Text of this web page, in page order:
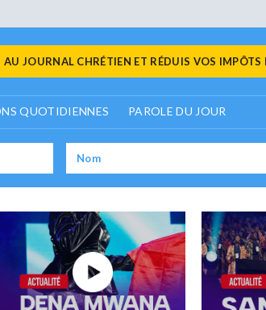
JOURNAL CHRÉTIEN ET RÉDUIS VOS IMPÔTS
QUOTIDIENNES PAROLE DU JOUR